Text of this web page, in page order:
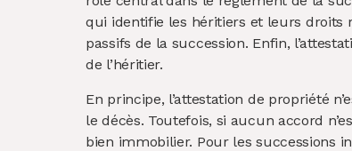
qui identifie les héritiers et leurs droits
passifs de la succession. Enfin,
de l’héritier.
En principe, l’attestation de propriété
le décès. Toutefois, si aucun accord
bien immobilier. Pour les successions